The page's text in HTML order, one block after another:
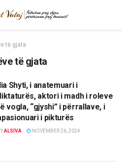
të gjata
të gjata
Shyti, i anatemuari i
aktori i madh i roleve
vogla, “gjyshi” i përrallave, i
i pikturës
ALSIVA NOVEMBER 26, 2024